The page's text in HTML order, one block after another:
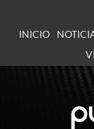
INICIO